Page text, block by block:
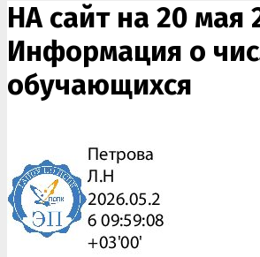
НА сайт на 20 мая
Информация о
обучающихся